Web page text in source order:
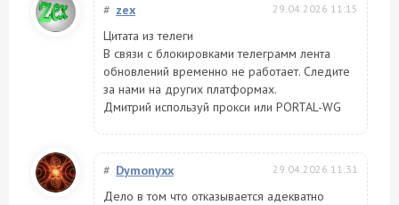
# zex 29.04.2026 11:15
Цитата из телеги
В связи с блокировками телеграмм лента
обновлений временно не работает. Следите
за нами на других платформах.
Дмитрий используй прокси или PORTAL-WG
# Dymonyxx 29.04.2026 11:31
Дело в том что отказывается адекватно